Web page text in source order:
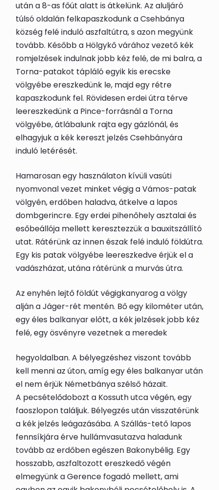
után a 8-as főút alatt is átkelünk. Az aluljáró
túlsó oldalán felkapaszkodunk a Csehbánya
község felé induló aszfaltútra, s azon megyünk
tovább. Később a Hölgykő várához vezető kék
romjelzések indulnak jobb kéz felé, de mi balra, a
Torna-patakot tápláló egyik kis erecske
völgyébe ereszkedünk le, majd egy rétre
kapaszkodunk fel. Rövidesen erdei útra térve
leereszkedünk a Pince-forrásnál a Torna
völgyébe, átlábalunk rajta egy gázlónál, és
elhagyjuk a kék kereszt jelzés Csehbányára
induló letérését.
Hamarosan egy használaton kívüli vasúti
nyomvonal vezet minket végig a Vámos-patak
völgyén, erdőben haladva, átkelve a lapos
dombgerincre. Egy erdei pihenőhely asztalai és
esőbeállója mellett keresztezzük a bauxitszállító
utat. Rátérünk az innen észak felé induló földútra.
Egy kis patak völgyébe leereszkedve érjük el a
vadászházat, utána rátérünk a murvás útra.
Az enyhén lejtő földút végigkanyarog a völgy
alján a Jáger-rét mentén. Bő egy kilométer után,
egy éles balkanyar előtt, a kék jelzések jobb kéz
felé, egy ösvényre vezetnek a meredek
hegyoldalban. A bélyegzéshez viszont tovább
kell menni az úton, amíg egy éles balkanyar után
el nem érjük Németbányaszélső házait.
A pecsételődobozt a Kossuth utca végén, egy
faoszlopon találjuk. Bélyegzés után visszatérünk
a kék jelzés leágazásába. A Szállás-tető lapos
fennsíkjára érve hullámvasutazva haladunk
tovább az erdőben egészen Bakonybélig. Egy
hosszabb, aszfaltozott ereszkedő végén
elmegyünk a Gerence fogadó mellett, ami